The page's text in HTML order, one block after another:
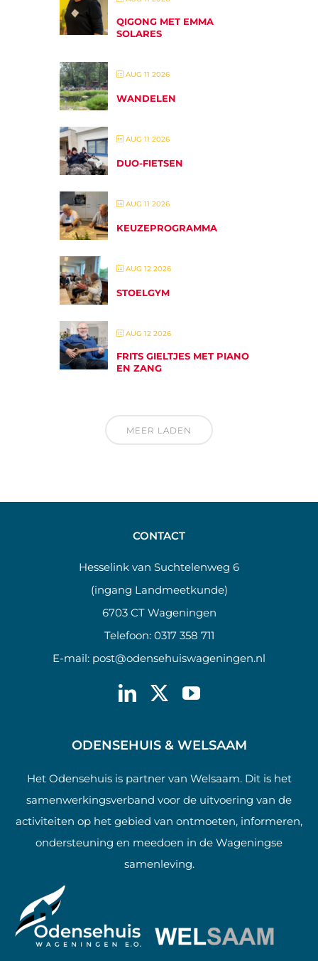
QIGONG MET EMMA
SOLARES
AUG 11 2026
WANDELEN
AUG 11 2026
DUO-FIETSEN
AUG 11 2026
KEUZEPROGRAMMA
AUG 12 2026
STOELGYM
AUG 12 2026
FRITS GIELTJES MET PIANO
EN ZANG
MEER LADEN
CONTACT
Hesselink van Suchtelenweg 6
(ingang Landmeetkunde)
6703 CT Wageningen
Telefoon: 0317 358 711
E-mail: post@odensehuiswageningen.nl
ODENSEHUIS & WELSAAM
Het Odensehuis is partner van Welsaam. Dit is het
samenwerkingsverband voor de uitvoering van de
activiteiten op het gebied van ontmoeten, informeren,
ondersteuning en meedoen in de Wageningse
samenleving.